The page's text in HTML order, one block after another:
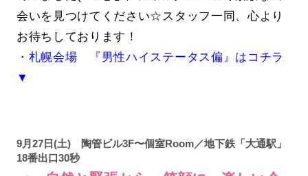
会いを見つけてください☆スタッフ一同、心より
お待ちしております！
・札幌会場 『男性ハイステータス偏』はコチラ
▼
9月27日(土) 陶管ビル3F〜個室Room／地下鉄「大通駅」
18番出口30秒